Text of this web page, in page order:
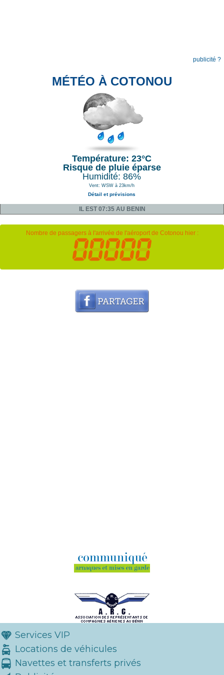
publicité ?
MÉTÉO À COTONOU
Température: 23°C
Risque de pluie éparse
Humidité: 86%
Vent: WSW à 23km/h
Détail et prévisions
IL EST 07:35 AU BENIN
Nombre de passagers à l'arrivée de l'aéroport de Cotonou hier :
Services VIP
Locations de véhicules
Navettes et transferts privés